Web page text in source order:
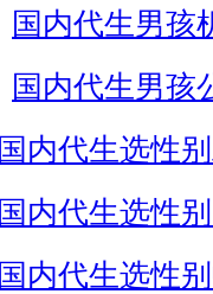
国内代生男孩
国内代生男孩
国内代生选性
国内代生选性
国内代生选性